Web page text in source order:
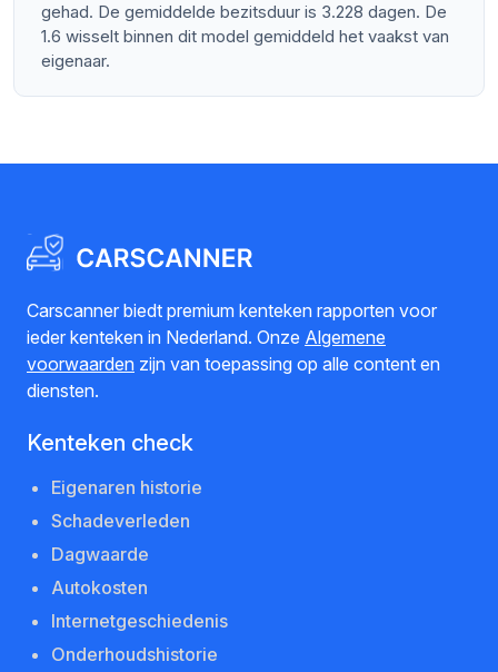
gehad. De gemiddelde bezitsduur is 3.228 dagen. De
1.6 wisselt binnen dit model gemiddeld het vaakst van
eigenaar.
Carscanner biedt premium kenteken rapporten voor
ieder kenteken in Nederland. Onze Algemene
voorwaarden zijn van toepassing op alle content en
diensten.
Kenteken check
Eigenaren historie
Schadeverleden
Dagwaarde
Autokosten
Internetgeschiedenis
Onderhoudshistorie